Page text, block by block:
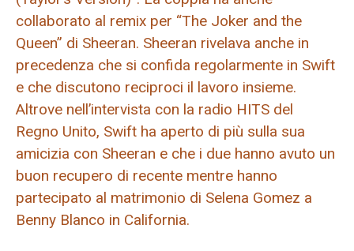
collaborato al remix per “The Joker and the
Queen” di Sheeran. Sheeran rivelava anche in
precedenza che si confida regolarmente in Swift
e che discutono reciproci il lavoro insieme.
Altrove nell’intervista con la radio HITS del
Regno Unito, Swift ha aperto di più sulla sua
amicizia con Sheeran e che i due hanno avuto un
buon recupero di recente mentre hanno
partecipato al matrimonio di Selena Gomez a
Benny Blanco in California.